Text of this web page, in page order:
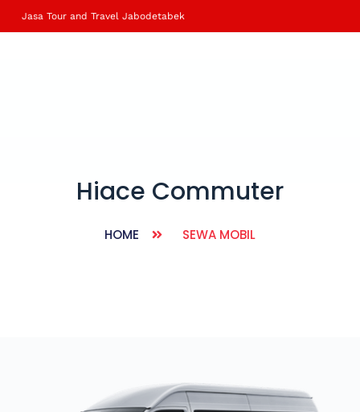
Jasa Tour and Travel Jabodetabek
Hiace Commuter
HOME SEWA MOBIL